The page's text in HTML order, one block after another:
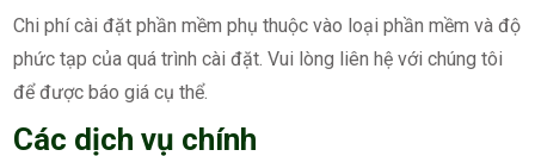
Chi phí cài đặt phần mềm phụ thuộc vào loại phần mềm và độ
phức tạp của quá trình cài đặt. Vui lòng liên hệ với chúng tôi
để được báo giá cụ thể.
Các dịch vụ chính